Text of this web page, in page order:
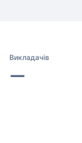
Викладачів
—